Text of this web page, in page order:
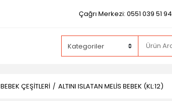
Çağrı Merkezi: 0551 039 51 94
BEBEK ÇEŞİTLERİ ALTINI ISLATAN MELİS BEBEK (KL:12)